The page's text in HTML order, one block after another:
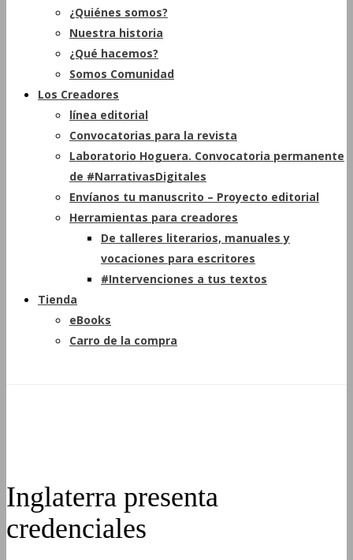
¿Quiénes somos?
Nuestra historia
¿Qué hacemos?
Somos Comunidad
Los Creadores
línea editorial
Convocatorias para la revista
Laboratorio Hoguera. Convocatoria permanente
de #NarrativasDigitales
Envíanos tu manuscrito – Proyecto editorial
Herramientas para creadores
De talleres literarios, manuales y
vocaciones para escritores
#Intervenciones a tus textos
Tienda
eBooks
Carro de la compra
Inglaterra presenta
credenciales